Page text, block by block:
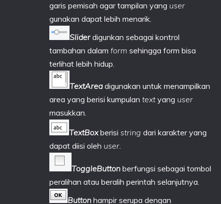
garis pemisah agar tampilan yang user
gunakan dapat lebih menarik.
Sliderdigunkan sebagai kontrol
tambahan dalam form sehingga form bisa
terlihat lebih hidup.
TextArea digunakan untuk menampilkan
area yang berisi kumpulan textyang user
masukkan.
TextBoxberisi string dari karakter yang
dapat diisi oleh user.
ToggleButton berfungsi sebagai tombol
peralihan atau beralih perintah selanjutnya.
Button hampir serupa dengan